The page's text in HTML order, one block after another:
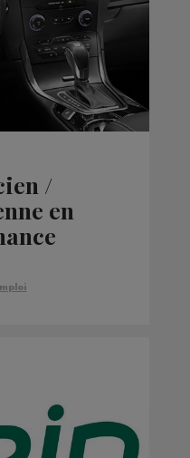
/
en